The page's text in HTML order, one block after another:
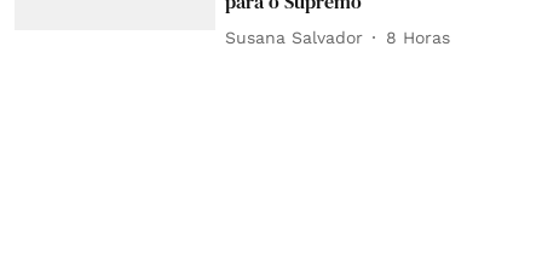
Susana Salvador 8 Horas